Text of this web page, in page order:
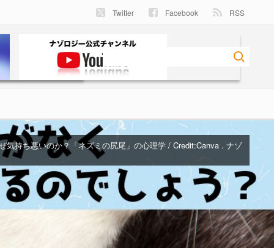
Twitter Facebook RSS
気持ち悪いのか？「ネズミの尻尾」の心理学 / Credit:Canva . ナゾ